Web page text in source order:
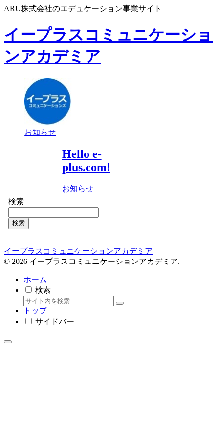
ARU株式会社のエデュケーション事業サイト
イープラスコミュニケーショ
ンアカデミア
お知らせ
Hello e-
plus.com!
お知らせ
検索
検索
イープラスコミュニケーションアカデミア
© 2026 イープラスコミュニケーションアカデミア.
ホーム
検索
トップ
サイドバー